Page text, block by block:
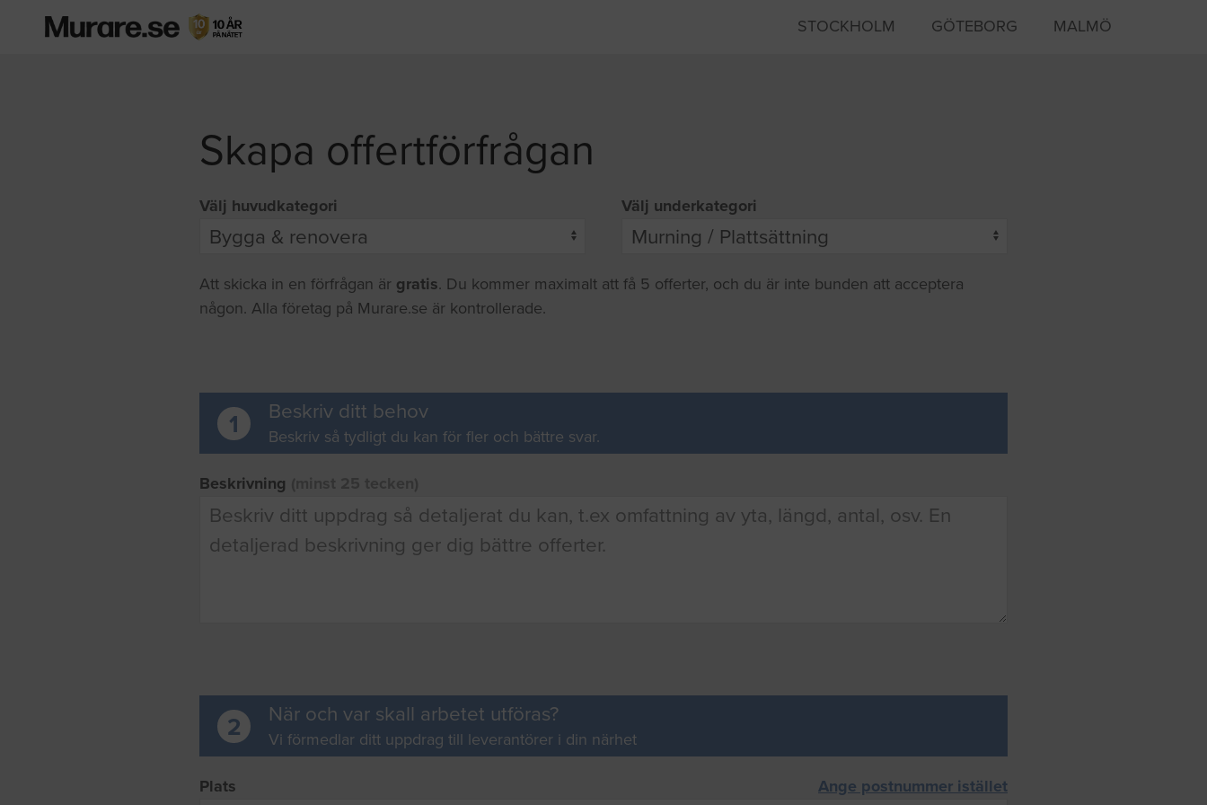
STOCKHOLM GÖTEBORG MALMÖ
Skapa offertförfrågan
Välj huvudkategori Välj underkategori
Att skicka in en förfrågan är gratis. Du kommer maximalt att få 5 offerter, och du är inte bunden att acceptera
någon. Alla företag på Murare.se är kontrollerade.
1 Beskriv ditt behov
Beskriv så tydligt du kan för fler och bättre svar.
Beskrivning
2 När och var skall arbetet utföras?
Vi förmedlar ditt uppdrag till leverantörer i din närhet
Plats Ange postnummer istället